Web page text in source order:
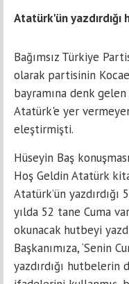
Atatürk'ün
Bağımsız Türkiye
olarak partisinin
bayramına denk
Atatürk'e yer
eleştirmişti.
Hüseyin Baş
Hoş Geldin Atatürk
Atatürk’ün
yılda 52 tane Cuma
okunacak hutbeyi
Başkanımıza, ‘Senin
yazdırdığı hutbelerin